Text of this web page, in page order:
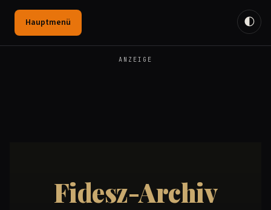
Hauptmenü
ANZEIGE
🌓
Fidesz-Archiv